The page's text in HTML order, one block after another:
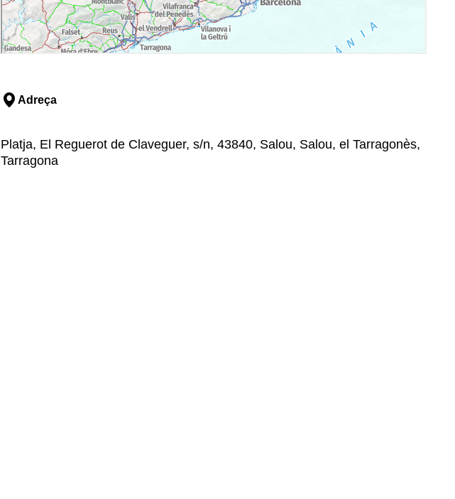
Adreça
Platja, El Reguerot de Claveguer, s/n, 43840, Salou, Salou, el Tarragonès,
Tarragona